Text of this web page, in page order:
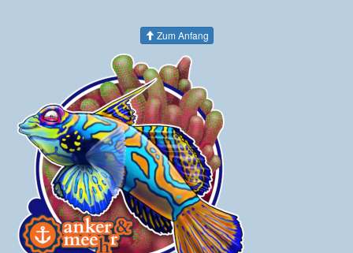
Zum Anfang